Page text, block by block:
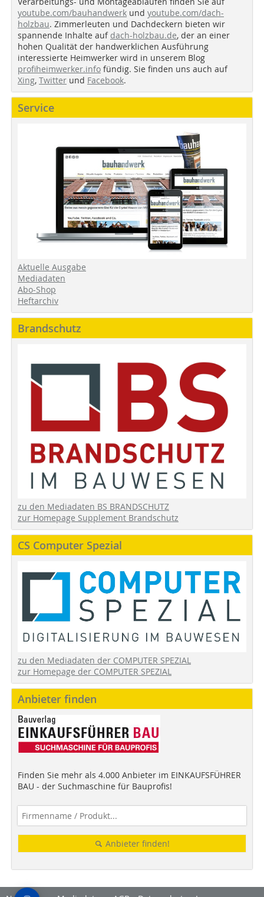
youtube.com/bauhandwerk und youtube.com/dach-
holzbau. Zimmerleuten und Dachdeckern bieten wir
spannende Inhalte auf dach-holzbau.de, der an einer
hohen Qualität der handwerklichen Ausführung
interessierte Heimwerker wird in unserem Blog
profiheimwerker.info fündig. Sie finden uns auch auf
Xing, Twitter und Facebook.
Service
Aktuelle Ausgabe
Mediadaten
Abo-Shop
Heftarchiv
Brandschutz
zu den Mediadaten BS BRANDSCHUTZ
zur Homepage Supplement Brandschutz
CS Computer Spezial
zu den Mediadaten der COMPUTER SPEZIAL
zur Homepage der COMPUTER SPEZIAL
Anbieter finden
Finden Sie mehr als 4.000 Anbieter im EINKAUFSFÜHRER
BAU - der Suchmaschine für Bauprofis!
Anbieter finden!